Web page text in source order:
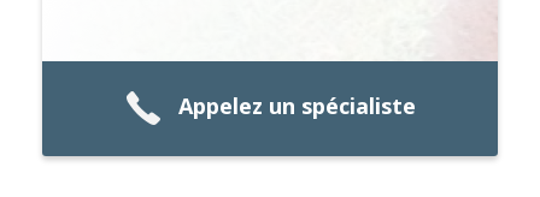
Appelez un spécialiste